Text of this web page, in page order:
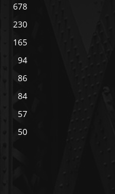
678
230
165
94
86
84
57
50